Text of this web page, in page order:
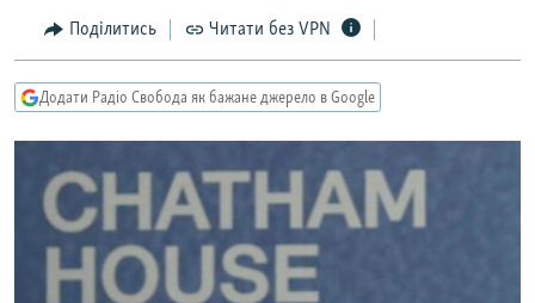
СПОРТ
СВІТ
ТИ ЯК?
КИТАЙ.ВИКЛИКИ
СПЕЦПРОЄКТИ
ПОДКАСТИ
Поділитись Читати без VPN
Додати Радіо Свобода як бажане джерело в Google